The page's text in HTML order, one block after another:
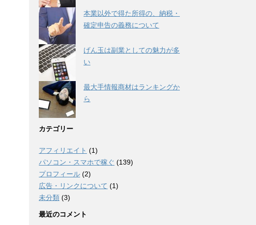
本業以外で得た所得の、納税・
確定申告の義務について
げん玉は副業としての魅力が多
い
最大手情報商材はランキングか
ら
カテゴリー
アフィリエイト (1)
パソコン・スマホで稼ぐ (139)
プロフィール (2)
広告・リンクについて (1)
未分類 (3)
最近のコメント